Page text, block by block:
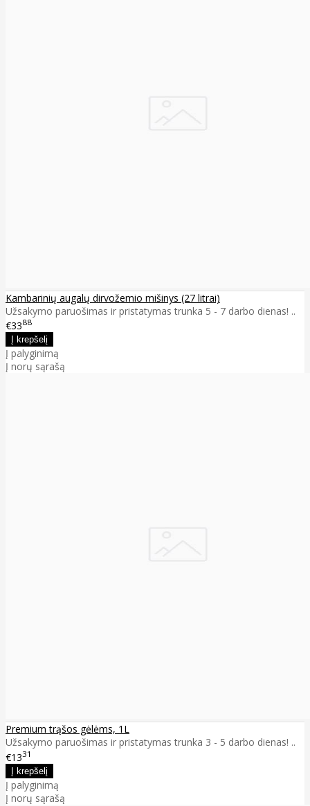
Kambarinių augalų dirvožemio mišinys (27 litrai)
Užsakymo paruošimas ir pristatymas trunka 5 - 7 darbo dienas! ..
€3388
Į palyginimą
Į norų sąrašą
Premium trąšos gėlėms, 1L
Užsakymo paruošimas ir pristatymas trunka 3 - 5 darbo dienas! ..
€1331
Į palyginimą
Į norų sąrašą